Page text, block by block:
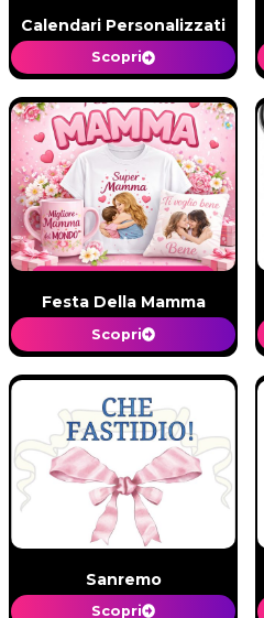
Calendari Personalizzati
Scopri
Festa Della Mamma
Scopri
Sanremo
Scopri